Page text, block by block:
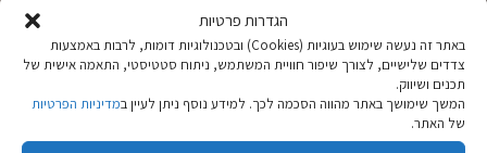
הגדרות פרטיות
באתר זה נעשה שימוש בעוגיות (Cookies) ובטכנולוגיות דומות, לרבות באמצעות
צדדים שלישיים, לצורך שיפור חוויית המשתמש, ניתוח סטטיסטי, התאמה אישית של
תכנים ושיווק.
המשך שימושך באתר מהווה הסכמה לכך. למידע נוסף ניתן לעיין במדיניות הפרטיות
של האתר.
מהיבואן לצרכן
יבוא ישיר לצד מותגים מובילים במחירים ללא תחרות.